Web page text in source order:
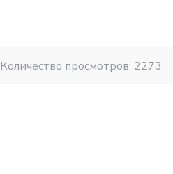
Количество просмотров: 2273